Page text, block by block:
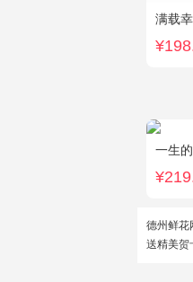
满载
一生
德州鲜花
送精美贺